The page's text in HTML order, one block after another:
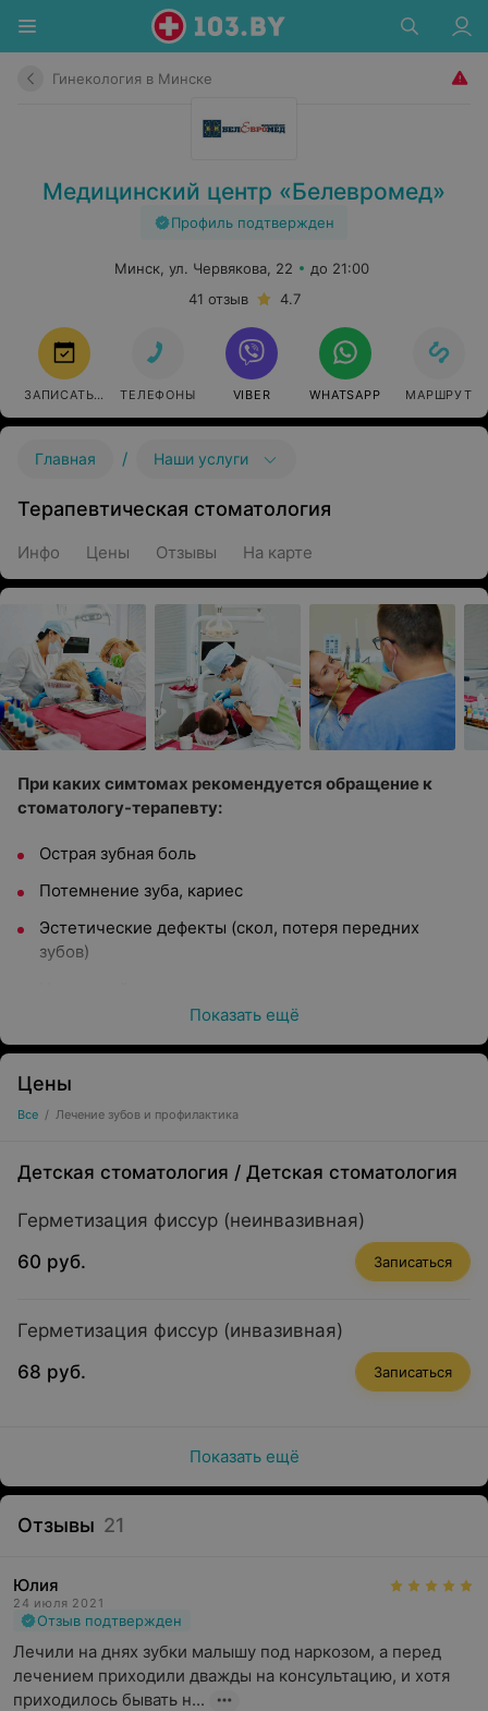
Гинекология в Минске
Медицинский центр «Белевромед»
Профиль подтвержден
Минск, ул. Червякова, 22
до 21:00
41 отзыв
4.7
ЗАПИСАТЬСЯ ТЕЛЕФОНЫ VIBER WHATSAPP МАРШРУТ
Главная / Наши услуги
Терапевтическая стоматология
Инфо Цены Отзывы На карте
При каких симтомах рекомендуется обращение к
стоматологу-терапевту:
Острая зубная боль
Потемнение зуба, кариес
Эстетические дефекты (скол, потеря передних
зубов)
Жёлтый налет на зубах
Что входит в первичный приём стоматолога-
Визуальный осмотр
Осмотр внутриротовой камерой (по
Изучение рентгеновских снимков
Общая анестезия (общий наркоз) — методика
медицинское вмешательство без неприятных
ощущений, эмоций и страха.
Показать ещё
Цены
Все / Лечение зубов и профилактика
Детская стоматология / Детская стоматология
Герметизация фиссур (неинвазивная)
60 руб.
Записаться
Герметизация фиссур (инвазивная)
68 руб.
Записаться
Показать ещё
Отзывы 21
Юлия
24 июля 2021
Отзыв подтвержден
Лечили на днях зубки малышу под наркозом, а перед
лечением приходили дважды на консультацию, и хотя
приходилось бывать н...